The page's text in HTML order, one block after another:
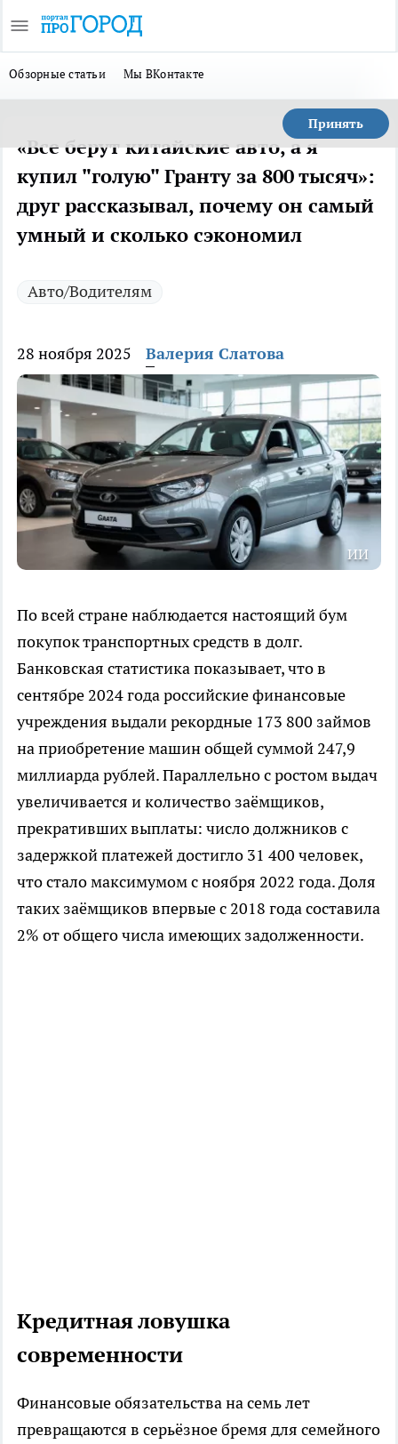
Обзорные статьи Мы ВКонтакте
Принять
«Все берут китайские авто, а я
купил "голую" Гранту за 800 тысяч»:
друг рассказывал, почему он самый
умный и сколько сэкономил
Авто/Водителям
28 ноября 2025 Валерия Слатова
ИИ
По всей стране наблюдается настоящий бум
покупок транспортных средств в долг.
Банковская статистика показывает, что в
сентябре 2024 года российские финансовые
учреждения выдали рекордные 173 800 займов
на приобретение машин общей суммой 247,9
миллиарда рублей. Параллельно с ростом выдач
увеличивается и количество заёмщиков,
прекративших выплаты: число должников с
задержкой платежей достигло 31 400 человек,
что стало максимумом с ноября 2022 года. Доля
таких заёмщиков впервые с 2018 года составила
2% от общего числа имеющих задолженности.​
Кредитная ловушка
современности
Финансовые обязательства на семь лет
превращаются в серьёзное бремя для семейного